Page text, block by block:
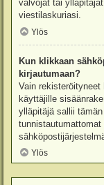
valvojat tai
viestilaskuriasi.
Ylös
Kun klikkaan
kirjautumaan?
Vain
käyttäjille
ylläpitäjä sallii
Ylös